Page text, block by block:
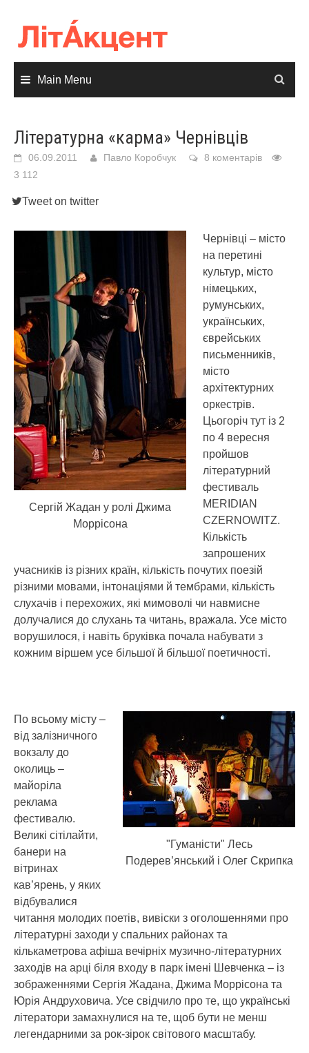
content
Main Menu
Літературна «карма» Чернівців
06.09.2011 Павло Коробчук
8 коментарів
3 112
Tweet on twitter
Сергій Жадан у ролі Джима
Моррісона
Чернівці – місто
на перетині
культур, місто
німецьких,
румунських,
українських,
єврейських
письменників,
місто
архітектурних
оркестрів.
Цьогоріч тут із 2
по 4 вересня
пройшов
літературний
фестиваль
MERIDIAN
CZERNOWITZ.
Кількість
запрошених
учасників із різних країн, кількість почутих поезій
різними мовами, інтонаціями й тембрами, кількість
слухачів і перехожих, які мимоволі чи навмисне
долучалися до слухань та читань, вражала. Усе місто
ворушилося, і навіть бруківка почала набувати з
кожним віршем усе більшої й більшої поетичності.
"Гуманісти" Лесь
Подерев’янський і Олег Скрипка
По всьому місту –
від залізничного
вокзалу до
околиць –
майоріла
реклама
фестивалю.
Великі сітілайти,
банери на
вітринах
кав’ярень, у яких
відбувалися
читання молодих поетів, вивіски з оголошеннями про
літературні заходи у спальних районах та
кількаметрова афіша вечірніх музично-літературних
заходів на арці біля входу в парк імені Шевченка – із
зображеннями Сергія Жадана, Джима Моррісона та
Юрія Андруховича. Усе свідчило про те, що українські
літератори замахнулися на те, щоб бути не менш
легендарними за рок-зірок світового масштабу.